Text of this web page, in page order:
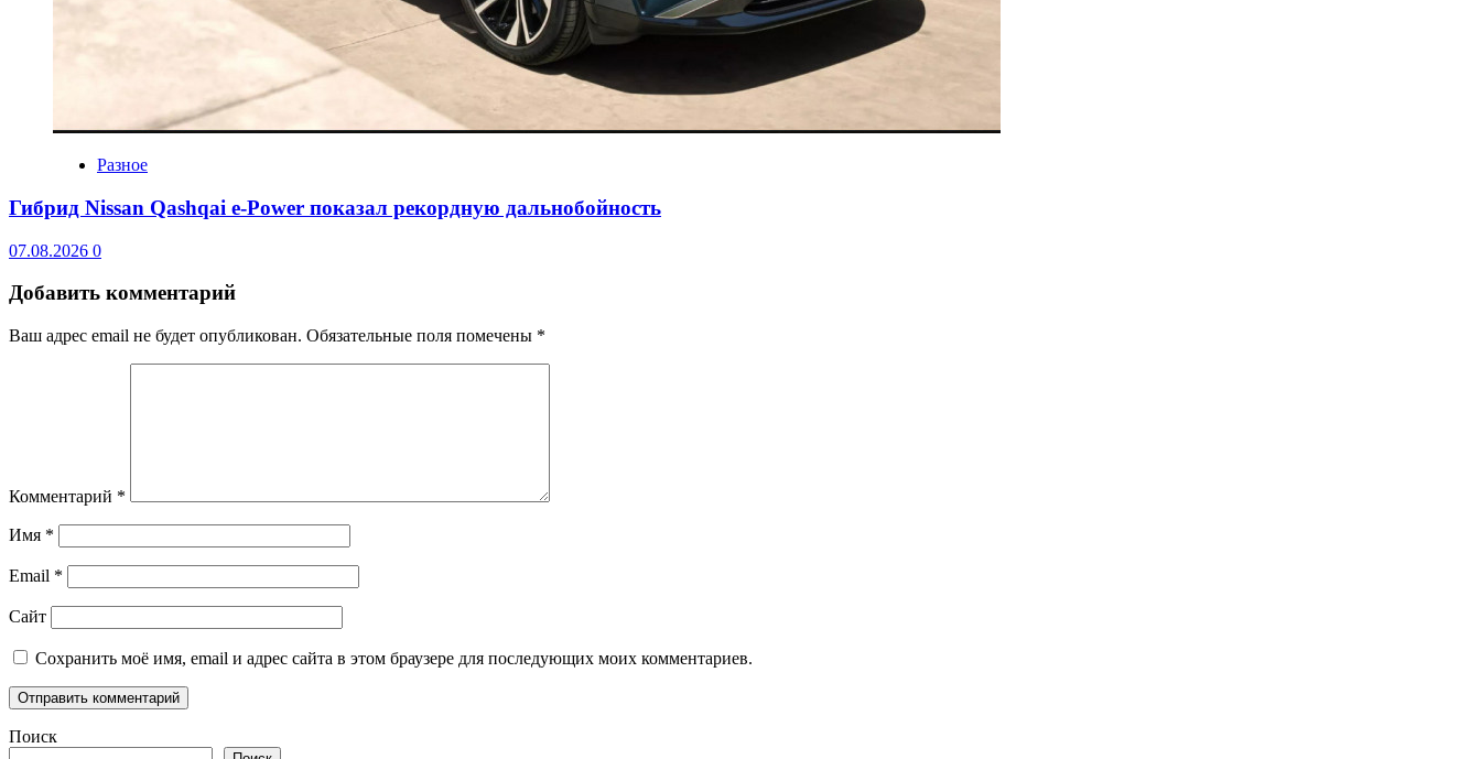
Разное
Гибрид Nissan Qashqai e-Power показал рекордную дальнобойность
07.08.2026 0
Добавить комментарий
Ваш адрес email не будет опубликован. Обязательные поля помечены *
Комментарий *
Имя *
Email *
Сайт
Сохранить моё имя, email и адрес сайта в этом браузере для последующих моих комментариев.
Поиск